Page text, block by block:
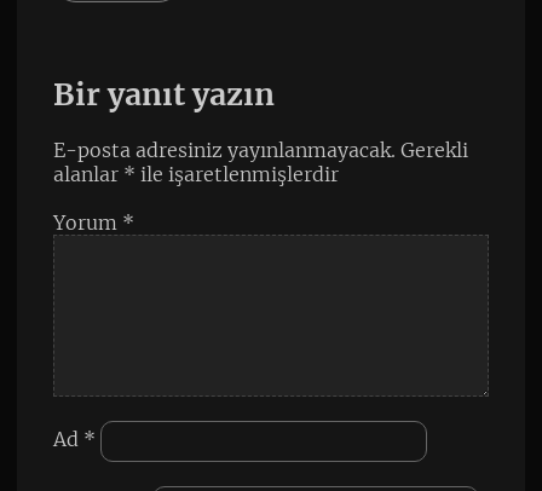
Bir yanıt yazın
E-posta adresiniz yayınlanmayacak. Gerekli
alanlar * ile işaretlenmişlerdir
Yorum *
Ad *